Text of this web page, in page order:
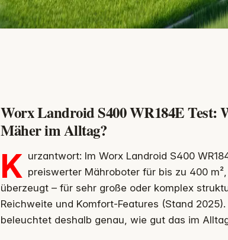
Worx Landroid S400 WR184E Test:
Mäher im Alltag?
K urzantwort: Im Worx Landroid S400
preiswerter Mähroboter für bis zu 400
überzeugt – für sehr große oder komplex
Reichweite und Komfort-Features (Stand
beleuchtet deshalb genau, wie gut das im